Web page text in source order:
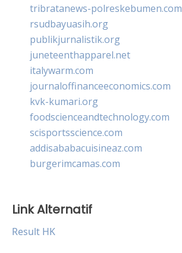
tribratanews-polreskebumen.com
rsudbayuasih.org
publikjurnalistik.org
juneteenthapparel.net
italywarm.com
journaloffinanceeconomics.com
kvk-kumari.org
foodscienceandtechnology.com
scisportsscience.com
addisababacuisineaz.com
burgerimcamas.com
Link Alternatif
Result HK